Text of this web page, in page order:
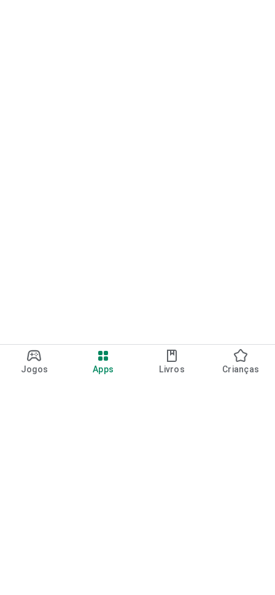
Jogos Apps Livros Crianças